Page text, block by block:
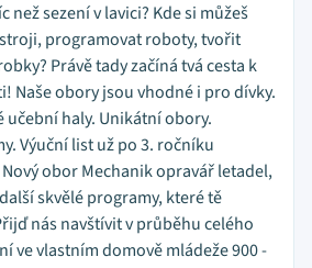
než sezení v lavici? Kde si můžeš
programovat roboty, tvořit
Právě tady začíná tvá cesta k
Naše obory jsou vhodné i pro dívky.
učební haly. Unikátní obory.
Výuční list už po 3. ročníku
obor Mechanik opravář letadel,
skvělé programy, které tě
nás navštívit v průběhu celého
ve vlastním domově mládeže 900 -